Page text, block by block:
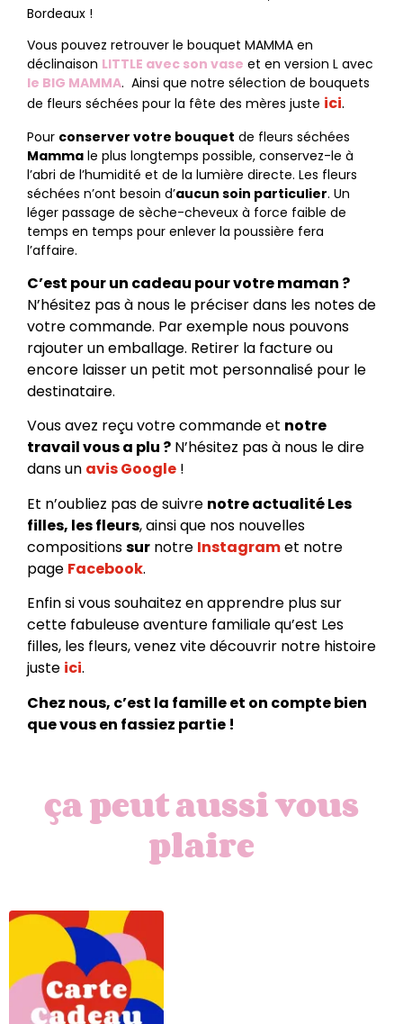
Bordeaux !
Vous pouvez retrouver le bouquet MAMMA en
déclinaison LITTLE avec son vase et en version L avec
le BIG MAMMA. Ainsi que notre sélection de bouquets
de fleurs séchées pour la fête des mères juste ici.
Pour conserver votre bouquet de fleurs séchées
Mamma le plus longtemps possible, conservez-le à
l’abri de l’humidité et de la lumière directe. Les fleurs
séchées n’ont besoin d’aucun soin particulier. Un
léger passage de sèche-cheveux à force faible de
temps en temps pour enlever la poussière fera
l’affaire.
C’est pour un cadeau pour votre maman ?
N’hésitez pas à nous le préciser dans les notes de
votre commande. Par exemple nous pouvons
rajouter un emballage. Retirer la facture ou
encore laisser un petit mot personnalisé pour le
destinataire.
Vous avez reçu votre commande et notre
travail vous a plu ? N’hésitez pas à nous le dire
dans un avis Google !
Et n’oubliez pas de suivre notre actualité Les
filles, les fleurs, ainsi que nos nouvelles
compositionssur notre Instagramet notre
page Facebook.
Enfin si vous souhaitez en apprendre plus sur
cette fabuleuse aventure familiale qu’est Les
filles, les fleurs, venez vite découvrir notre histoire
juste ici.
Chez nous, c’est la famille et on compte bien
que vous en fassiez partie !
ça peut aussi vous
plaire